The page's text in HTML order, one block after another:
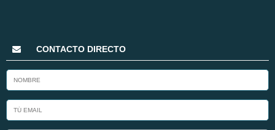
CONTACTO DIRECTO